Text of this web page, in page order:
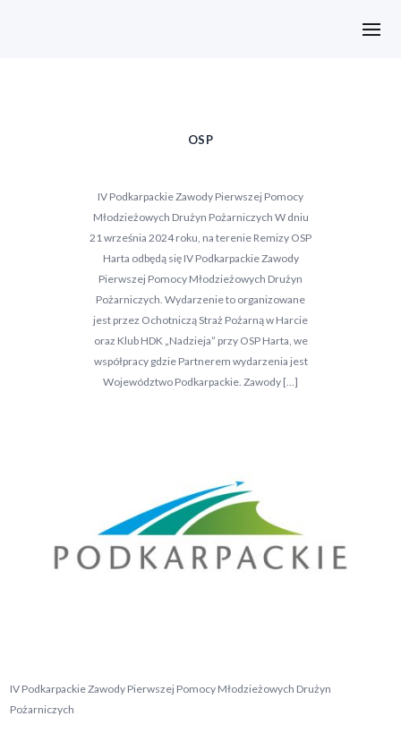
OSP
IV Podkarpackie Zawody Pierwszej Pomocy
Młodzieżowych Drużyn Pożarniczych W dniu
21 września 2024 roku, na terenie Remizy OSP
Harta odbędą się IV Podkarpackie Zawody
Pierwszej Pomocy Młodzieżowych Drużyn
Pożarniczych. Wydarzenie to organizowane
jest przez Ochotniczą Straż Pożarną w Harcie
oraz Klub HDK „Nadzieja” przy OSP Harta, we
współpracy gdzie Partnerem wydarzenia jest
Województwo Podkarpackie. Zawody […]
IV Podkarpackie Zawody Pierwszej Pomocy Młodzieżowych Drużyn
Pożarniczych